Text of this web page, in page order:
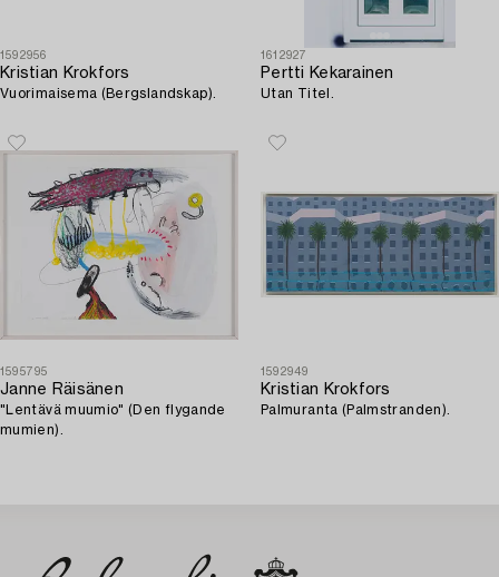
1592956
Kristian Krokfors
Vuorimaisema (Bergslandskap).
1612927
Pertti Kekarainen
Utan Titel.
1595795
Janne Räisänen
"Lentävä muumio" (Den flygande
mumien).
1592949
Kristian Krokfors
Palmuranta (Palmstranden).